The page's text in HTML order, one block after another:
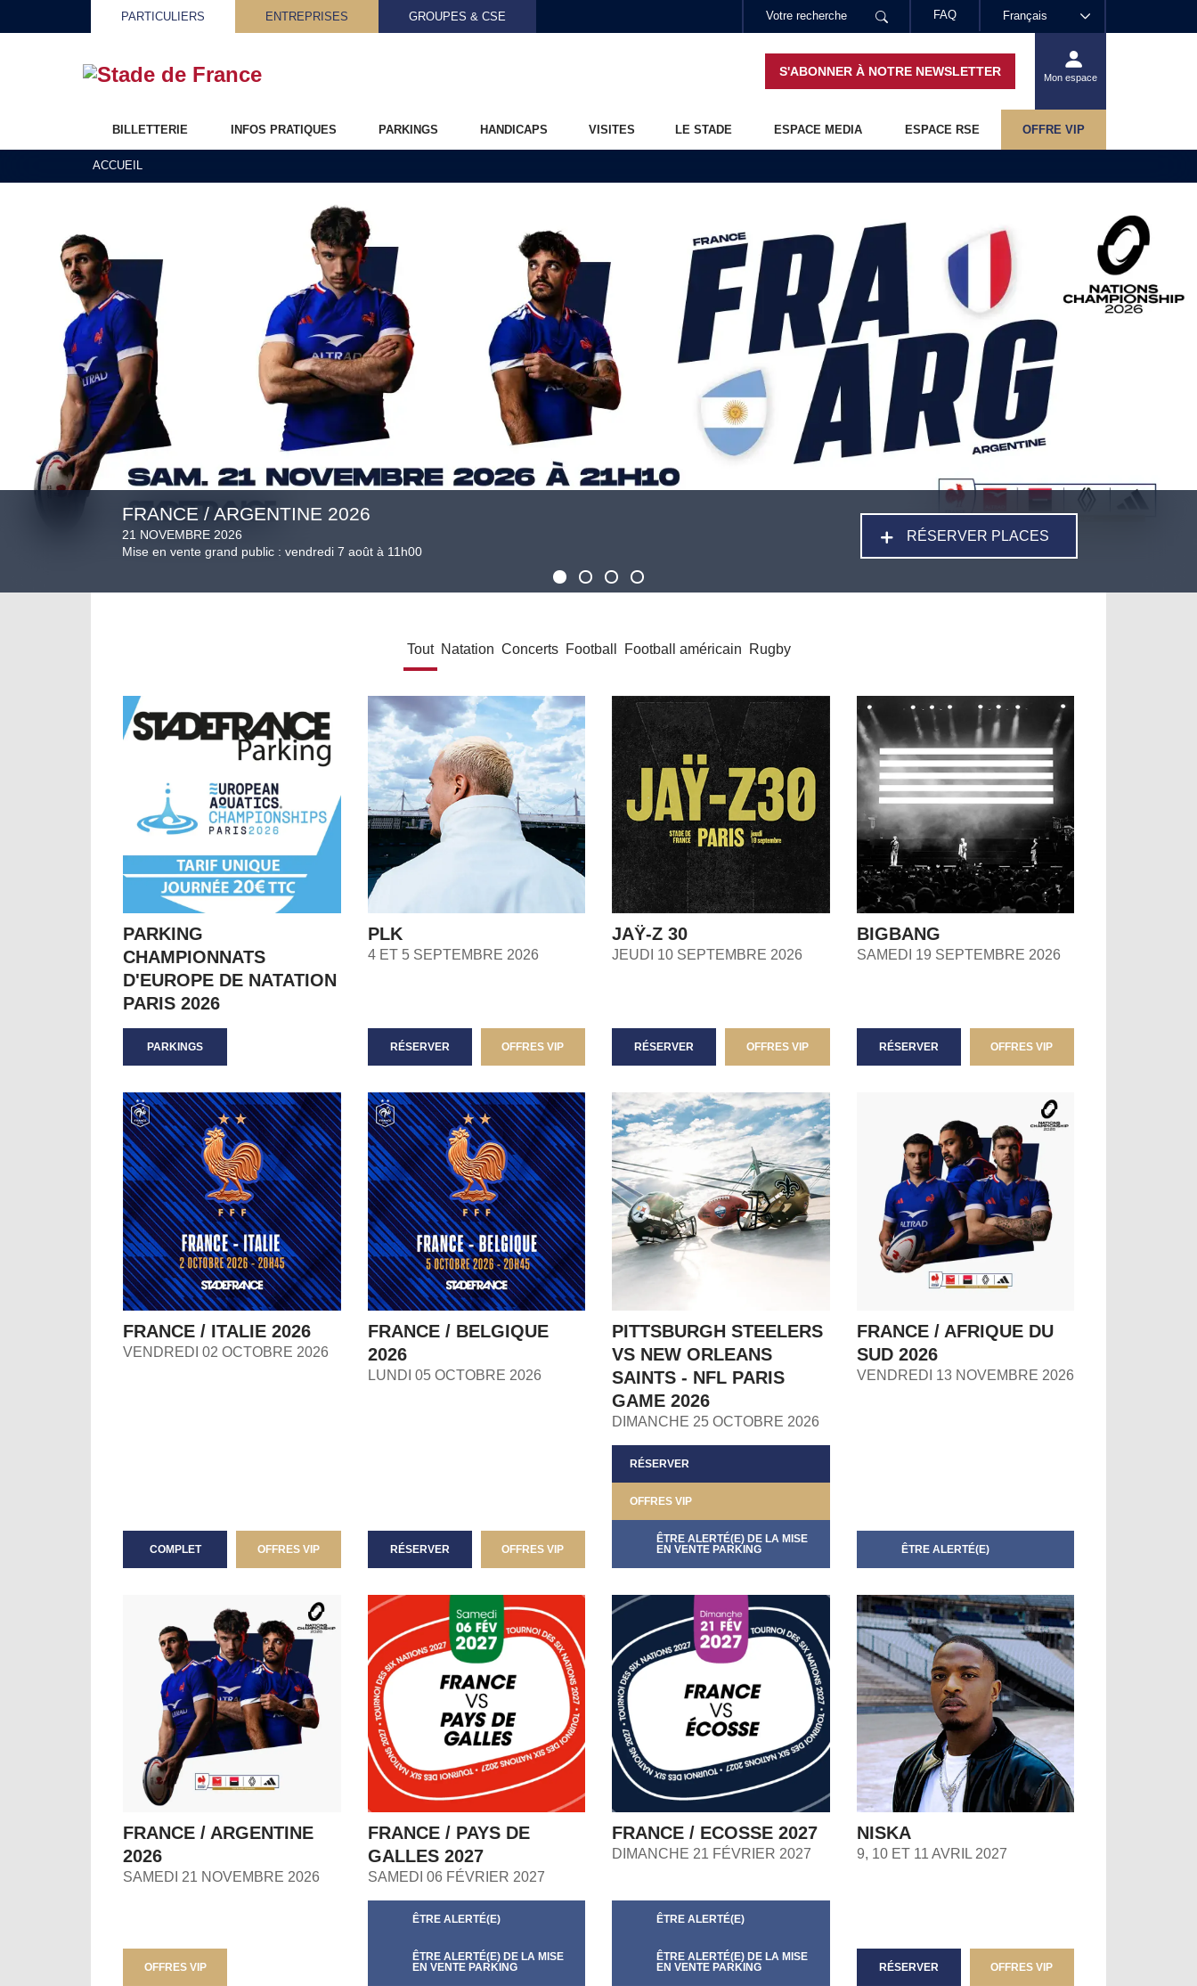
Français
FAQ
PARTICULIERS ENTREPRISES GROUPES & CSE
S'ABONNER À NOTRE NEWSLETTER Mon espace
BILLETTERIE INFOS PRATIQUES PARKINGS HANDICAPS VISITES LE STADE ESPACE MEDIA ESPACE RSE OFFRE VIP
ACCUEIL
FRANCE / ARGENTINE 2026
21 NOVEMBRE 2026
Mise en vente grand public : vendredi 7 août à 11h00
RÉSERVER PLACES
Tout Natation Concerts Football Football américain Rugby
PARKING
CHAMPIONNATS
D'EUROPE DE NATATION
PARIS 2026
PARKINGS
PLK
4 ET 5 SEPTEMBRE 2026
RÉSERVER OFFRES VIP
JAŸ-Z 30
JEUDI 10 SEPTEMBRE 2026
RÉSERVER OFFRES VIP
BIGBANG
SAMEDI 19 SEPTEMBRE 2026
RÉSERVER OFFRES VIP
FRANCE / ITALIE 2026
VENDREDI 02 OCTOBRE 2026
COMPLET OFFRES VIP
FRANCE / BELGIQUE
2026
LUNDI 05 OCTOBRE 2026
RÉSERVER OFFRES VIP
PITTSBURGH STEELERS
VS NEW ORLEANS
SAINTS - NFL PARIS
GAME 2026
DIMANCHE 25 OCTOBRE 2026
RÉSERVER
OFFRES VIP
ÊTRE ALERTÉ(E) DE LA MISE
EN VENTE PARKING
FRANCE / AFRIQUE DU
SUD 2026
VENDREDI 13 NOVEMBRE 2026
ÊTRE ALERTÉ(E)
FRANCE / ARGENTINE
2026
SAMEDI 21 NOVEMBRE 2026
OFFRES VIP
FRANCE / PAYS DE
GALLES 2027
SAMEDI 06 FÉVRIER 2027
ÊTRE ALERTÉ(E)
ÊTRE ALERTÉ(E) DE LA MISE
EN VENTE PARKING
FRANCE / ECOSSE 2027
DIMANCHE 21 FÉVRIER 2027
ÊTRE ALERTÉ(E)
ÊTRE ALERTÉ(E) DE LA MISE
EN VENTE PARKING
NISKA
9, 10 ET 11 AVRIL 2027
RÉSERVER OFFRES VIP